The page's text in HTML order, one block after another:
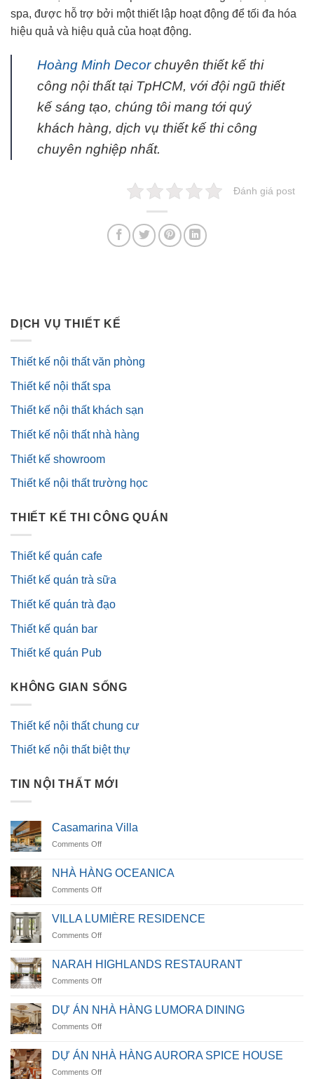
spa, được hỗ trợ bởi một thiết lập hoạt động để tối đa hóa
hiệu quả và hiệu quả của hoạt động.
Hoàng Minh Decorchuyên thiết kế thi
công nội thất tại TpHCM, với đội ngũ thiết
kế sáng tạo, chúng tôi mang tới quý
khách hàng, dịch vụ thiết kế thi công
chuyên nghiệp nhất.
Đánh giá post
DỊCH VỤ THIẾT KẾ
Thiết kế nội thất văn phòng
Thiết kế nội thất spa
Thiết kế nội thất khách sạn
Thiết kế nội thất nhà hàng
Thiết kế showroom
Thiết kế nội thất trường học
THIẾT KẾ THI CÔNG QUÁN
Thiết kế quán cafe
Thiết kế quán trà sữa
Thiết kế quán trà đạo
Thiết kế quán bar
Thiết kế quán Pub
KHÔNG GIAN SỐNG
Thiết kế nội thất chung cư
Thiết kế nội thất biệt thự
TIN NỘI THẤT MỚI
Casamarina Villa
Comments Offon
Villa
NHÀ HÀNG OCEANICA
Comments Offon
HÀNG
OCEANICA
VILLA LUMIÈRE RESIDENCE
Comments Offon
LUMIÈRE
RESIDENCE
NARAH HIGHLANDS RESTAURANT
Comments Offon
HIGHLANDS
RESTAURANT
DỰ ÁN NHÀ HÀNG LUMORA DINING
Comments Offon
ÁN
NHÀ
HÀNG
DỰ ÁN NHÀ HÀNG AURORA SPICE HOUSE
Comments Offon